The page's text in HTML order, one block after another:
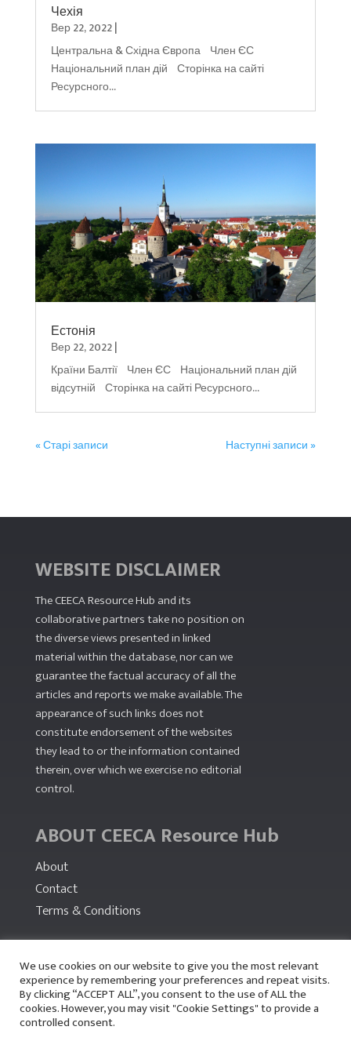
Чехія
Вер 22, 2022|
Центральна & Східна Європа Член ЄС
Національний план дій Сторінка на сайті
Ресурсного...
Естонія
Вер 22, 2022|
Країни Балтії Член ЄС Національний план дій
відсутній Сторінка на сайті Ресурсного...
« Старі записи Наступні записи »
WEBSITE DISCLAIMER
The CEECA Resource Hub and its
collaborative partners take no position on
the diverse views presented in linked
material within the database, nor can we
guarantee the factual accuracy of all the
articles and reports we make available. The
appearance of such links does not
constitute endorsement of the websites
they lead to or the information contained
therein, over which we exercise no editorial
control.
ABOUT CEECA Resource Hub
About
Contact
Terms & Conditions
PARTNERS
We use cookies on our website to give you the most relevant
experience by remembering your preferences and repeat visits.
By clicking “ACCEPT ALL”, you consent to the use of ALL the
cookies. However, you may visit "Cookie Settings" to provide a
controlled consent.